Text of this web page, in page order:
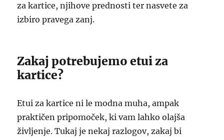
za kartice, njihove prednosti ter nasvete za
izbiro pravega zanj.
Zakaj potrebujemo etui za
kartice?
Etui za kartice ni le modna muha, ampak
praktičen pripomoček, ki vam lahko olajša
življenje. Tukaj je nekaj razlogov, zakaj bi